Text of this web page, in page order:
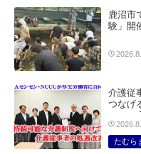
鹿沼市
験」開
介護従
つなげ
ニオ
たむら